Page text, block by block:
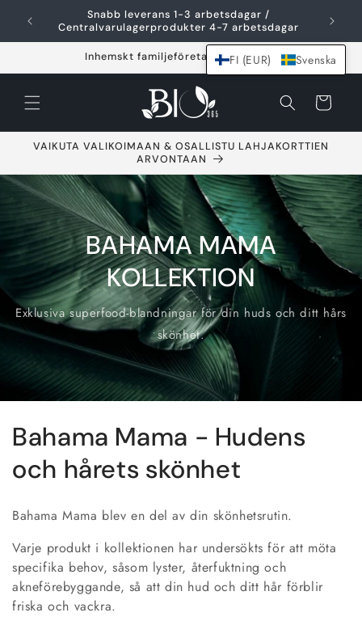
Hoppa över och
gå till innehållet
Snabb leverans 1-3 arbetsdagar /
Centralvarulagerprodukter 4-7 arbetsdagar
Inhemskt familjeföretag sedan 2021
Varukorg
VAIKUTA VALIKOIMAAN & OSALLISTU LAHJAKORTTIEN
ARVONTAAN
BAHAMA MAMA
KOLLEKTION
Exklusiva superfood-blandningar för din huds och ditt hårs
skönhet.
S
a
m
i
n
Bahama Mama - Hudens
och hårets skönhet
Bahama Mama blev en del av din skönhetsrutin.
Varje produkt i kollektionen har undersökts för att möta
specifika behov, såsom lyster, återfuktning och
akneförebyggande, så att din hud och ditt hår förblir
friska och vackra.
FI (EUR) Svenska